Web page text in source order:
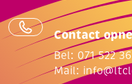
Contact
Bel: 071 522
Mail: